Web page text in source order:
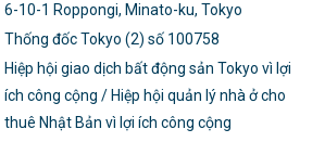
6-10-1 Roppongi, Minato-ku, Tokyo
Thống đốc Tokyo (2) số 100758
Hiệp hội giao dịch bất động sản Tokyo vì lợi
ích công cộng / Hiệp hội quản lý nhà ở cho
thuê Nhật Bản vì lợi ích công cộng